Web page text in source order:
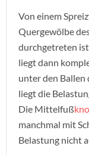
Von einem
Quergewölbe
durchgetreten
liegt dann
unter den Ballen
liegt die
Die Mittelfuß
manchmal mit
Belastung nicht